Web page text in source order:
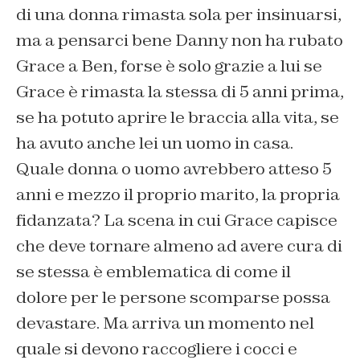
di una donna rimasta sola per insinuarsi,
ma a pensarci bene Danny non ha rubato
Grace a Ben, forse è solo grazie a lui se
Grace è rimasta la stessa di 5 anni prima,
se ha potuto aprire le braccia alla vita, se
ha avuto anche lei un uomo in casa.
Quale donna o uomo avrebbero atteso 5
anni e mezzo il proprio marito, la propria
fidanzata? La scena in cui Grace capisce
che deve tornare almeno ad avere cura di
se stessa è emblematica di come il
dolore per le persone scomparse possa
devastare. Ma arriva un momento nel
quale si devono raccogliere i cocci e